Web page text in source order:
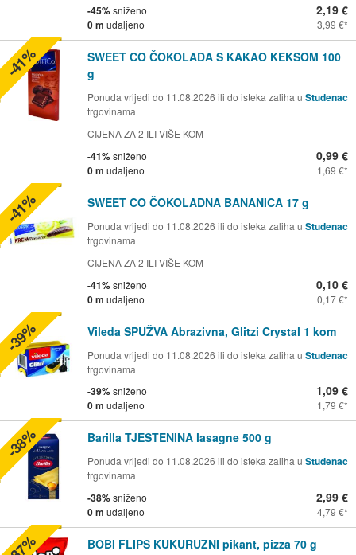
-45%sniženo
0 m udaljeno
2,19 €
3,99 €
SWEET CO ČOKOLADA S KAKAO KEKSOM 100
g
Ponuda vrijedi do 11.08.2026 ili do isteka zaliha u Studenac
trgovinama
CIJENA ZA 2 ILI VIŠE KOM
-41%sniženo
0 m udaljeno
0,99 €
1,69 €
-41%
SWEET CO ČOKOLADNA BANANICA 17 g
Ponuda vrijedi do 11.08.2026 ili do isteka zaliha u Studenac
trgovinama
CIJENA ZA 2 ILI VIŠE KOM
-41%sniženo
0 m udaljeno
0,10 €
0,17 €
-41%
Vileda SPUŽVA Abrazivna, Glitzi Crystal 1 kom
Ponuda vrijedi do 11.08.2026 ili do isteka zaliha u Studenac
trgovinama
-39%sniženo
0 m udaljeno
1,09 €
1,79 €
-39%
Barilla TJESTENINA lasagne 500 g
Ponuda vrijedi do 11.08.2026 ili do isteka zaliha u Studenac
trgovinama
-38%sniženo
0 m udaljeno
2,99 €
4,79 €
-38%
BOBI FLIPS KUKURUZNI pikant, pizza 70 g